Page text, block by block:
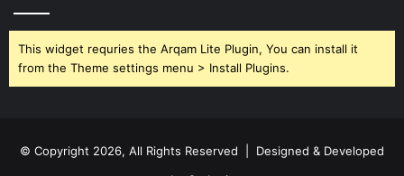
This widget requries the Arqam Lite Plugin, You can install it
from the Theme settings menu > Install Plugins.
© Copyright 2026, All Rights Reserved | Designed & Developed